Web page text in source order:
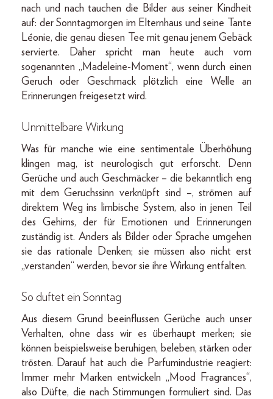
nach und nach tauchen die Bilder aus seiner Kindheit
auf: der Sonntagmorgen im Elternhaus und seine Tante
Léonie, die genau diesen Tee mit genau jenem Gebäck
servierte. Daher spricht man heute auch vom
sogenannten „Madeleine-Moment“, wenn durch einen
Geruch oder Geschmack plötzlich eine Welle an
Erinnerungen freigesetzt wird.
Unmittelbare Wirkung
Was für manche wie eine sentimentale Überhöhung
klingen mag, ist neurologisch gut erforscht. Denn
Gerüche und auch Geschmäcker – die bekanntlich eng
mit dem Geruchssinn verknüpft sind –, strömen auf
direktem Weg ins limbische System, also in jenen Teil
des Gehirns, der für Emotionen und Erinnerungen
zuständig ist. Anders als Bilder oder Sprache umgehen
sie das rationale Denken; sie müssen also nicht erst
„verstanden“ werden, bevor sie ihre Wirkung entfalten.
So duftet ein Sonntag
Aus diesem Grund beeinflussen Gerüche auch unser
Verhalten, ohne dass wir es überhaupt merken; sie
können beispielsweise beruhigen, beleben, stärken oder
trösten. Darauf hat auch die Parfumindustrie reagiert:
Immer mehr Marken entwickeln „Mood Fragrances“,
also Düfte, die nach Stimmungen formuliert sind. Das